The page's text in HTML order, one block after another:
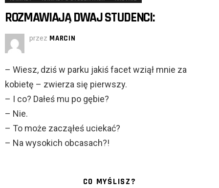
ROZMAWIAJĄ DWAJ STUDENCI:
przez MARCIN
– Wiesz, dziś w parku jakiś facet wziął mnie za
kobietę – zwierza się pierwszy.
– I co? Dałeś mu po gębie?
– Nie.
– To może zacząłeś uciekać?
– Na wysokich obcasach?!
CO MYŚLISZ?